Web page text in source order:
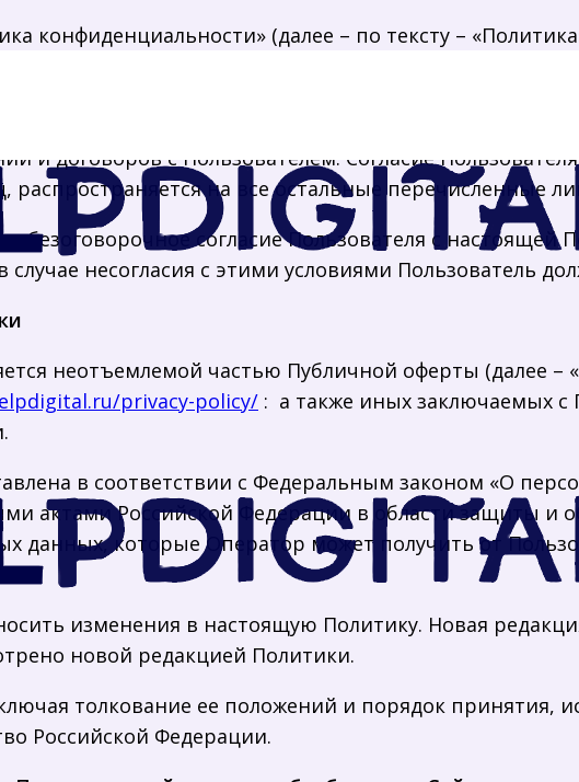
конфиденциальности» (далее – по тексту –
Оператор, включая всех лиц, входящих в одну
из сайтов, сервисов, служб, программ, продуктов
и договоров с Пользователем. Согласие
на все остальные перечисленные
безоговорочное согласие Пользователя с
несогласия с этими условиями Пользователь
неотъемлемой частью Публичной оферты (далее
privacy-policy/ : а также иных заключаемых с
в соответствии с Федеральным законом «О
актами Российской Федерации в области защиты и
данных, которые Оператор может получить от
изменения в настоящую Политику. Новая
новой редакцией Политики.
толкование ее положений и порядок принятия,
Российской Федерации.